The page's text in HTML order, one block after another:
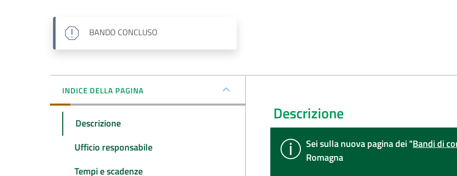
BANDO CONCLUSO
INDICE DELLA PAGINA
Descrizione
Ufficio responsabile
Tempi e scadenze
Descrizione
Sei sulla nuova pagina dei "Bandi di
Romagna